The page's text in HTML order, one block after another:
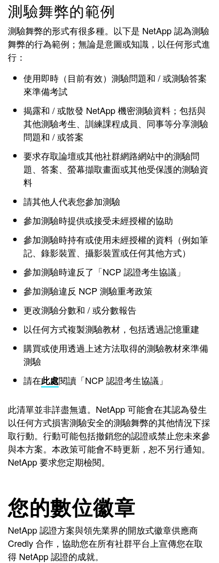
測驗舞弊的範例
測驗舞弊的形式有很多種。以下是 NetApp 認為測驗
舞弊的行為範例；無論是意圖或知識，以任何形式進
行：
使用即時（目前有效）測驗問題和 / 或測驗答案
來準備考試
揭露和 / 或散發 NetApp 機密測驗資料；包括與
其他測驗考生、訓練課程成員、同事等分享測驗
問題和 / 或答案
要求存取論壇或其他社群網路網站中的測驗問
題、答案、螢幕擷取畫面或其他受保護的測驗資
料
請其他人代表您參加測驗
參加測驗時提供或接受未經授權的協助
參加測驗時持有或使用未經授權的資料（例如筆
記、錄影裝置、攝影裝置或任何其他方式）
參加測驗時違反了「NCP 認證考生協議」
參加測驗違反 NCP 測驗重考政策
更改測驗分數和 / 或分數報告
以任何方式複製測驗教材，包括透過記憶重建
購買或使用透過上述方法取得的測驗教材來準備
測驗
請在此處閱讀「NCP 認證考生協議」
此清單並非詳盡無遺。NetApp 可能會在其認為發生
以任何方式損害測驗安全的測驗舞弊的其他情況下採
取行動。行動可能包括撤銷您的認證或禁止您未來參
與本方案。本政策可能會不時更新，恕不另行通知。
NetApp 要求您定期檢閱。
您的數位徽章
NetApp 認證方案與領先業界的開放式徽章供應商
Credly 合作，協助您在所有社群平台上宣傳您在取
得 NetApp 認證的成就。